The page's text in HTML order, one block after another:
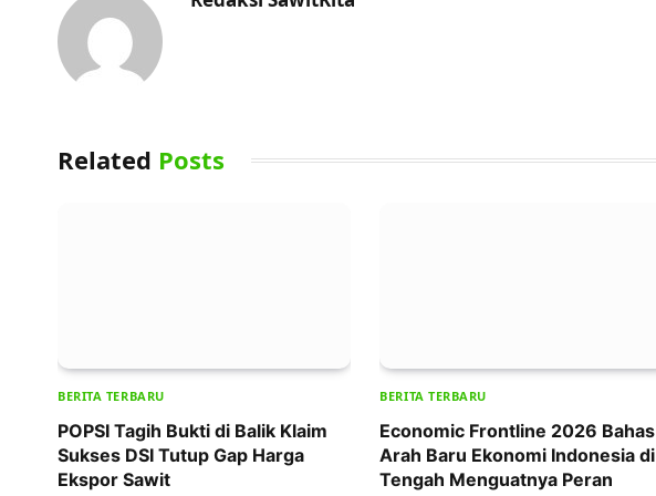
Related Posts
BERITA TERBARU
POPSI Tagih Bukti di Balik Klaim
Sukses DSI Tutup Gap Harga
Ekspor Sawit
BERITA TERBARU
Economic Frontline 2026 Bahas
Arah Baru Ekonomi Indonesia di
Tengah Menguatnya Peran